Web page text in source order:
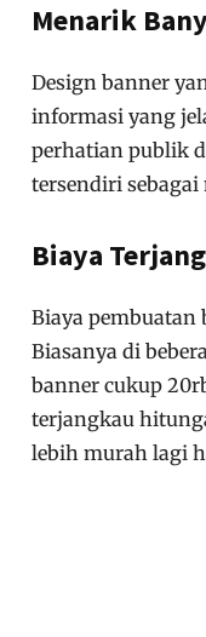
Menarik
Design banner
informasi yang
perhatian publik
tersendiri
Biaya
Biaya pembuatan
Biasanya di
banner cukup
terjangkau
lebih murah lagi